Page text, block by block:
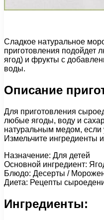
Сладкое натуральное
приготовления подойдет
ягод) и фрукты с
воды.
Описание
Для приготовления
любые ягоды, воду и
натуральным медом,
Измельчите ингредиенты
Назначение: Для детей
Основной ингредиент:
Блюдо: Десерты /
Диета: Рецепты
Ингредиенты: